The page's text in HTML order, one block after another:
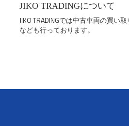
JIKO TRADINGについて
JIKO TRADINGでは中古車両の買い
なども行っております。